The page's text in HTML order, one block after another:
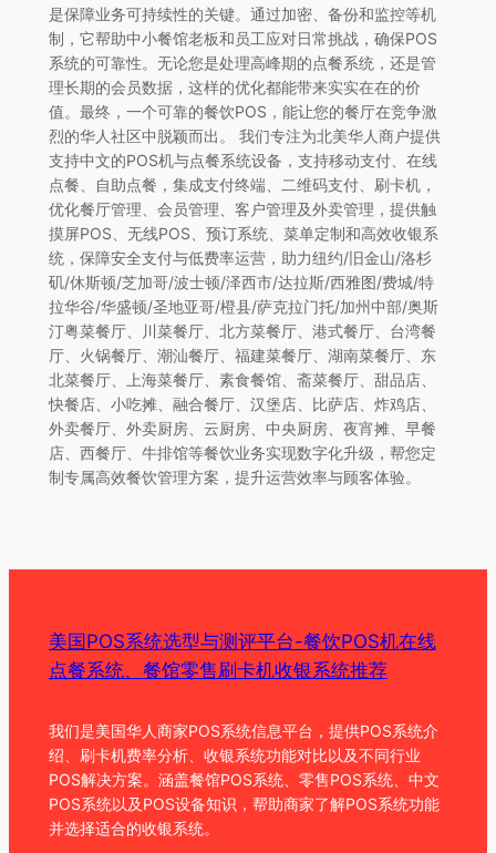
是保障业务可持续性的关键。通过加密、备份和监控等机
制，它帮助中小餐馆老板和员工应对日常挑战，确保POS
系统的可靠性。无论您是处理高峰期的点餐系统，还是管
理长期的会员数据，这样的优化都能带来实实在在的价
值。最终，一个可靠的餐饮POS，能让您的餐厅在竞争激
烈的华人社区中脱颖而出。 我们专注为北美华人商户提供
支持中文的POS机与点餐系统设备，支持移动支付、在线
点餐、自助点餐，集成支付终端、二维码支付、刷卡机，
优化餐厅管理、会员管理、客户管理及外卖管理，提供触
摸屏POS、无线POS、预订系统、菜单定制和高效收银系
统，保障安全支付与低费率运营，助力纽约/旧金山/洛杉
矶/休斯顿/芝加哥/波士顿/泽西市/达拉斯/西雅图/费城/特
拉华谷/华盛顿/圣地亚哥/橙县/萨克拉门托/加州中部/奥斯
汀粤菜餐厅、川菜餐厅、北方菜餐厅、港式餐厅、台湾餐
厅、火锅餐厅、潮汕餐厅、福建菜餐厅、湖南菜餐厅、东
北菜餐厅、上海菜餐厅、素食餐馆、斋菜餐厅、甜品店、
快餐店、小吃摊、融合餐厅、汉堡店、比萨店、炸鸡店、
外卖餐厅、外卖厨房、云厨房、中央厨房、夜宵摊、早餐
店、西餐厅、牛排馆等餐饮业务实现数字化升级，帮您定
制专属高效餐饮管理方案，提升运营效率与顾客体验。
美国POS系统选型与测评平台-餐饮POS机在线
点餐系统、餐馆零售刷卡机收银系统推荐
我们是美国华人商家POS系统信息平台，提供POS系统介
绍、刷卡机费率分析、收银系统功能对比以及不同行业
POS解决方案。涵盖餐馆POS系统、零售POS系统、中文
POS系统以及POS设备知识，帮助商家了解POS系统功能
并选择适合的收银系统。